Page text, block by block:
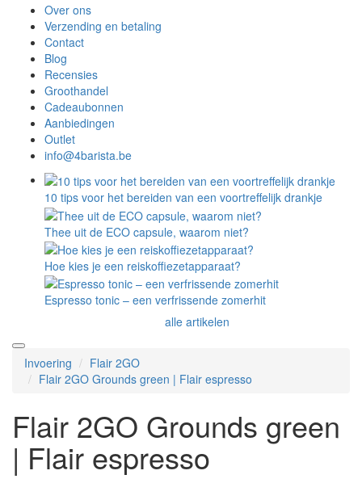
Over ons
Verzending en betaling
Contact
Blog
Recensies
Groothandel
Cadeaubonnen
Aanbiedingen
Outlet
info@4barista.be
10 tips voor het bereiden van een voortreffelijk drankje
Thee uit de ECO capsule, waarom niet?
Hoe kies je een reiskoffiezetapparaat?
Espresso tonic – een verfrissende zomerhit
alle artikelen
Invoering
Flair 2GO
Flair 2GO Grounds green | Flair espresso
Flair 2GO Grounds green
| Flair espresso